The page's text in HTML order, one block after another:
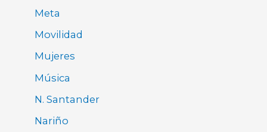
Meta
Movilidad
Mujeres
Música
N. Santander
Nariño